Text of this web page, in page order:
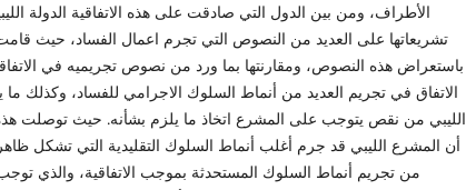
الأطراف، ومن بين الدول التي صادقت على هذه الاتفاقية الدولة
تشريعاتها على العديد من النصوص التي تجرم اعمال الفساد، حيث
باستعراض هذه النصوص، ومقارنتها بما ورد من نصوص تجريميه في
الاتفاق في تجريم العديد من أنماط السلوك الاجرامي للفساد، وكذلك
الليبي من نقص يتوجب على المشرع اتخاذ ما يلزم بشأنه. حيث توصلت
أن المشرع الليبي قد جرم أغلب أنماط السلوك التقليدية التي تشكل
من تجريم أنماط السلوك المستحدثة بموجب الاتفاقية، والذي